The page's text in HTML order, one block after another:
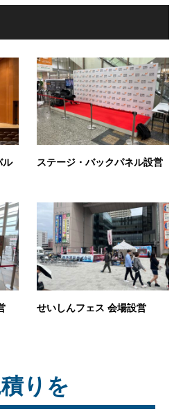
ル
ステージ・バックパネル設営
せいしんフェス 会場設営
りを